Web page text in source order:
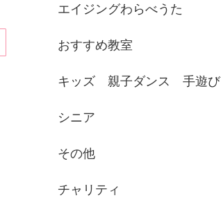
エイジングわらべうた
おすすめ教室
キッズ 親子ダンス 手遊び
シニア
その他
チャリティ